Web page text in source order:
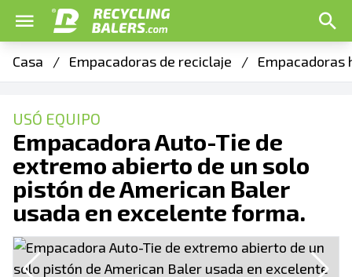
Casa / Empacadoras de reciclaje / Empacadoras
USÓ EQUIPO
Empacadora Auto-Tie de
extremo abierto de un solo
pistón de American Baler
usada en excelente forma.